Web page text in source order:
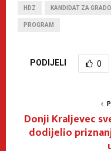
HDZ KANDIDAT ZA
PROGRAM
PODIJELI 0
Donji Kraljevec
dodijelio